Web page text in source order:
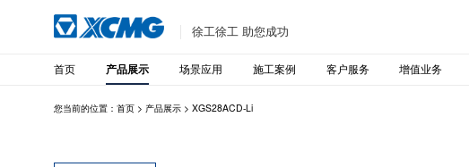
徐工徐工 助您成功
首页 产品展示 场景应用 施工案例 客户服务 增值业务
您当前的位置：首页 > 产品展示 >XGS28ACD-Li